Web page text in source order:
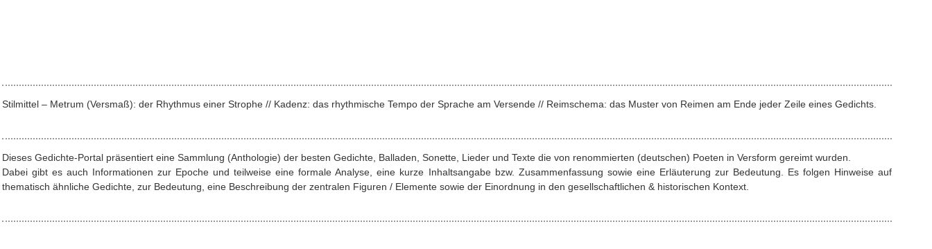
Stilmittel – Metrum (Versmaß): der Rhythmus einer Strophe // Kadenz: das rhythmische Tempo der Sprache am Versende // Reimschema: das Muster von Reimen am Ende jeder Zeile eines Gedichts.
Dieses Gedichte-Portal präsentiert eine Sammlung (Anthologie) der besten Gedichte, Balladen, Sonette, Lieder und Texte die von renommierten (deutschen) Poeten in Versform gereimt wurden.
Dabei gibt es auch Informationen zur Epoche und teilweise eine formale Analyse, eine kurze Inhaltsangabe bzw. Zusammenfassung sowie eine Erläuterung zur Bedeutung. Es folgen Hinweise auf
thematisch ähnliche Gedichte, zur Bedeutung, eine Beschreibung der zentralen Figuren / Elemente sowie der Einordnung in den gesellschaftlichen & historischen Kontext.